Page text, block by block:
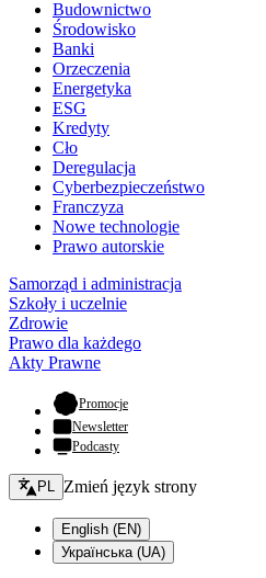
Budownictwo
Środowisko
Banki
Orzeczenia
Energetyka
ESG
Kredyty
Cło
Deregulacja
Cyberbezpieczeństwo
Franczyza
Nowe technologie
Prawo autorskie
Samorząd i administracja
Szkoły i uczelnie
Zdrowie
Prawo dla każdego
Akty Prawne
Promocje- otwiera się w nowej karcie
Newsletter
Podcasty
Zmień język - bieżący:
PL Zmień język strony
English (EN)
Українська (UA)